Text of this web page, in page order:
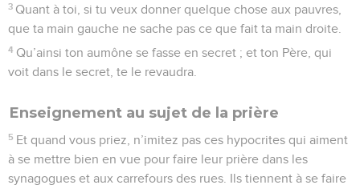
3 Quant à toi, si tu veux donner quelque chose aux pauvres,
que ta main gauche ne sache pas ce que fait ta main droite.
4 Qu’ainsi ton aumône se fasse en secret ; et ton Père, qui
voit dans le secret, te le revaudra.
Enseignement au sujet de la prière
5 Et quand vous priez, n’imitez pas ces hypocrites qui aiment
à se mettre bien en vue pour faire leur prière dans les
synagogues et aux carrefours des rues. Ils tiennent à se faire